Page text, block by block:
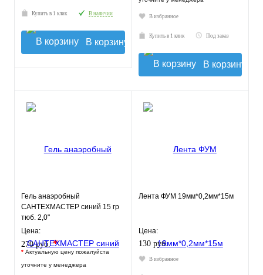
Купить в 1 клик В наличии
В корзину
В избранное
Купить в 1 клик Под заказ
В корзину
Гель анаэробный
САНТЕХМАСТЕР синий 15 гр
тюб. 2,0"
Цена:
270 руб.*
* Актуальную цену пожалуйста
уточните у менеджера
Лента ФУМ 19мм*0,2мм*15м
Цена:
130 руб.
В избранное